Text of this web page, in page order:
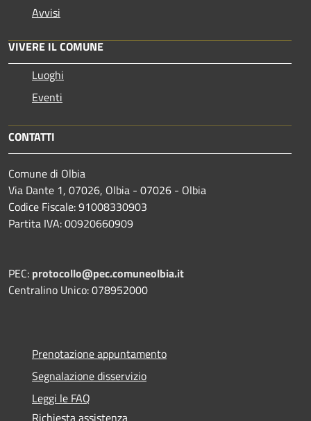
Avvisi
VIVERE IL COMUNE
Luoghi
Eventi
CONTATTI
Comune di Olbia
Via Dante 1, 07026, Olbia - 07026 - Olbia
Codice Fiscale: 91008330903
Partita IVA: 00920660909
PEC: protocollo@pec.comuneolbia.it
Centralino Unico: 078952000
Prenotazione appuntamento
Segnalazione disservizio
Leggi le FAQ